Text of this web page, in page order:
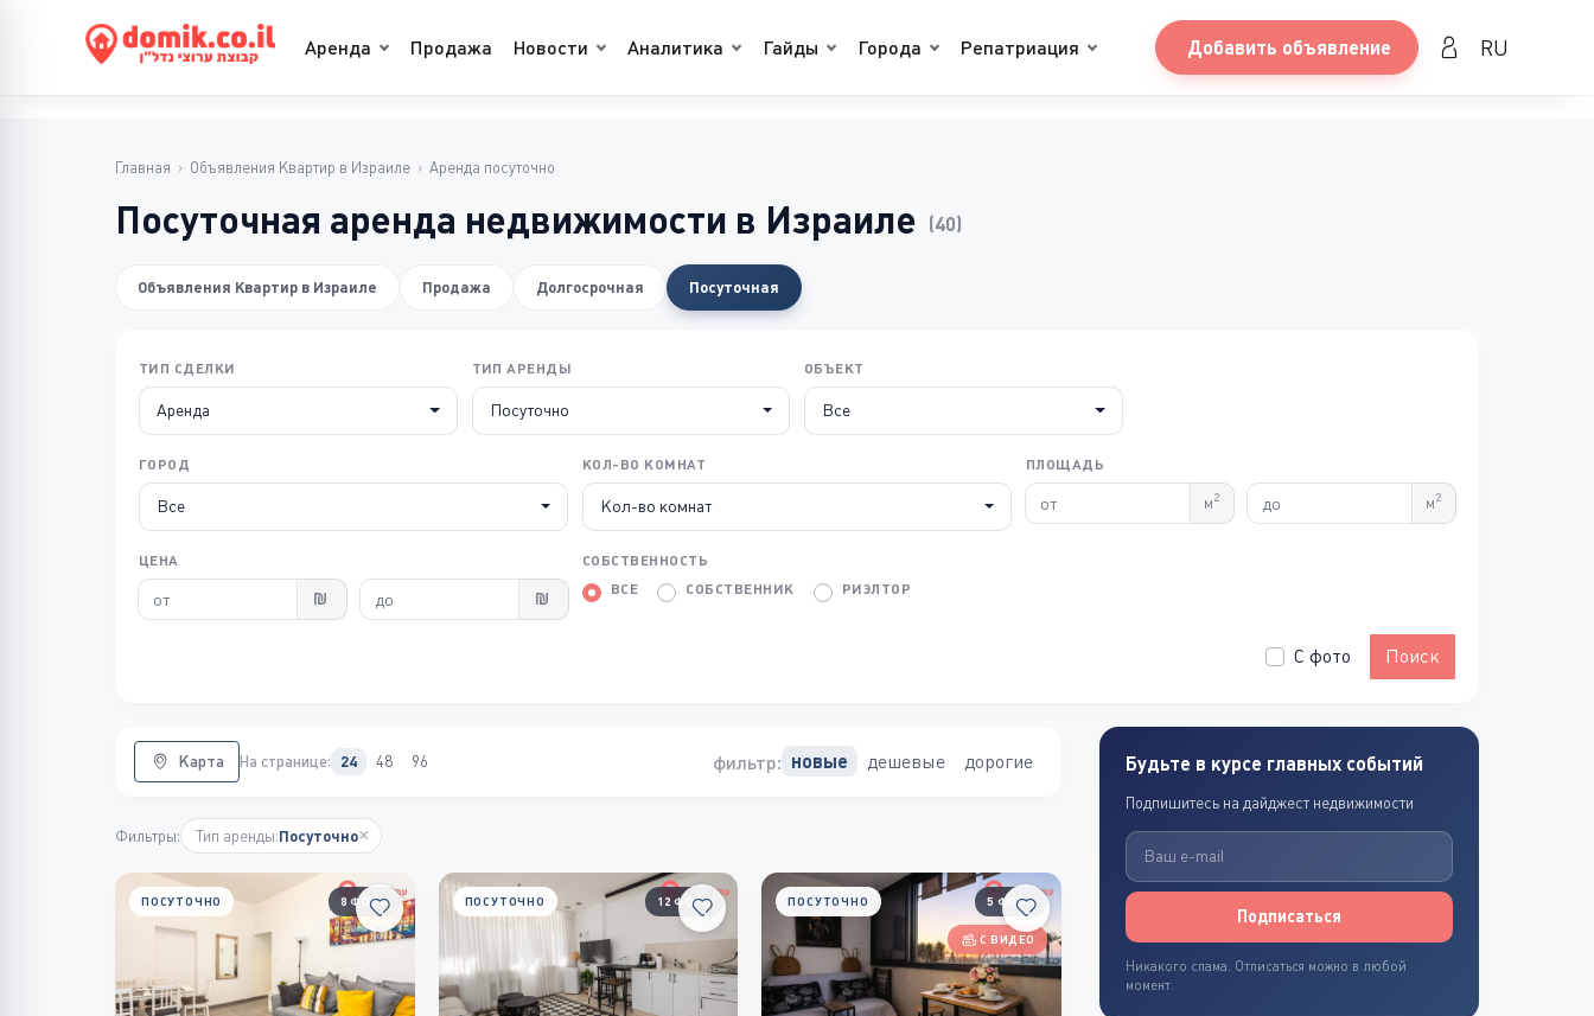
Аренда Продажа Новости Аналитика Гайды Города Репатриация Добавить объявление RU
Главная › Объявления Квартир в Израиле › Аренда посуточно
Посуточная аренда недвижимости в Израиле (40)
Объявления Квартир в Израиле Продажа Долгосрочная Посуточная
ТИП СДЕЛКИ
Аренда
ТИП АРЕНДЫ
Посуточно
ОБЪЕКТ
Все
ГОРОД
Все
КОЛ-ВО КОМНАТ
Кол-во комнат
ПЛОЩАДЬ
м2 м2
ЦЕНА
СОБСТВЕННОСТЬ
ВСЕ
СОБСТВЕННИК РИЭЛТОР
С фото Поиск
Карта На странице: 24 48 96 фильтр: новые дешевые дорогие
Фильтры: Тип аренды:Посуточно×
8 ФОТО
ПОСУТОЧНО 12 ФОТО
ПОСУТОЧНО 5 ФОТО
С ВИДЕО
ПОСУТОЧНО
Будьте в курсе главных событий
Подпишитесь на дайджест недвижимости
Подписаться
Никакого спама. Отписаться можно в любой
момент.